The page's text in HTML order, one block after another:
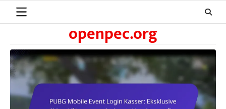
openpec.org